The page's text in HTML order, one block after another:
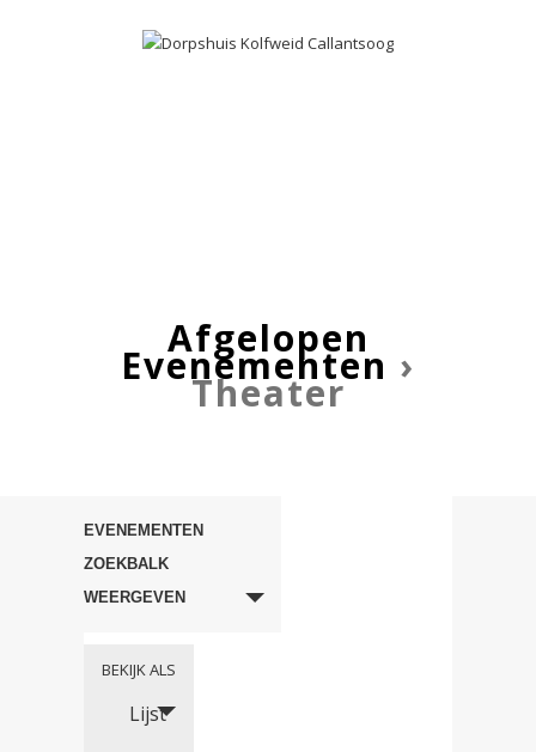
Afgelopen
Evenementen ›
Theater
Zoeken
en
weergeven
EVENEMENTEN
ZOEKBALK
WEERGEVEN
Evenement
navigatie
BEKIJK ALS
Lijst